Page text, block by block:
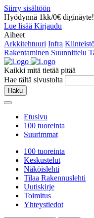
Siirry sisältöön
Hyödynnä 1kk/0€ diginäyte!
Lue lisää Kirjaudu
Aiheet
Arkkitehtuuri Infra
Rakentaminen Suunnittelu
Kaikki mitä tietää pitää
Hae tältä sivustolta
Haku
Etusivu
100 tuoreinta
Suurimmat
100 tuoreinta
Keskustelut
Näköislehti
Tilaa Rakennuslehti
Uutiskirje
Toimitus
Yhteystiedot